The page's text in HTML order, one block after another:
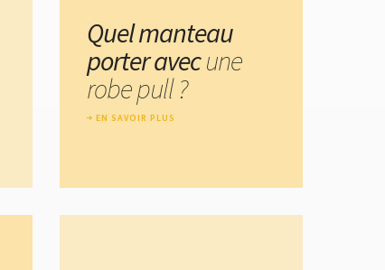
Quel manteau
porter avecune
robe pull ?
EN SAVOIR PLUS